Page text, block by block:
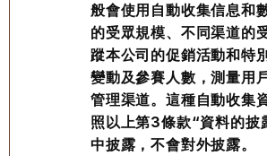
般會使用自動收集信息和
的受眾規模、不同渠道的
蹤本公司的促銷活動和特
變動及參賽人數，測量用
管理渠道。這種自動收集
照以上第3條款“資料的披
中披露，不會對外披露。